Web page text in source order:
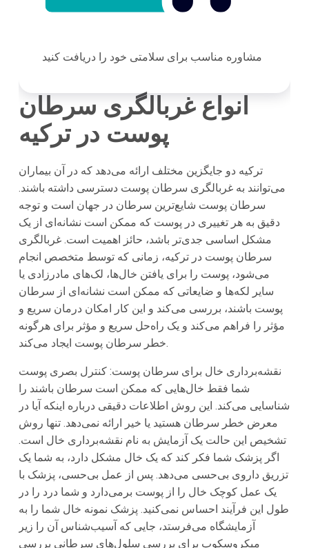
مشاوره مناسب برای سلامتی خود را دریافت کنید
انواع غربالگری سرطان
پوست در ترکیه
ترکیه دو جایگزین مختلف ارائه می‌دهد که در آن بیماران
می‌توانند به غربالگری سرطان پوست دسترسی داشته باشند.
سرطان پوست شایع‌ترین سرطان در جهان است و توجه
دقیق به هر تغییری در پوست که ممکن است نشانه‌ای از یک
مشکل اساسی جدی‌تر باشد، حائز اهمیت است. غربالگری
سرطان پوست در ترکیه، زمانی که توسط متخصص انجام
می‌شود، پوست را برای یافتن خال‌ها، لک‌های مادرزادی یا
سایر لکه‌ها و ضایعاتی که ممکن است نشانه‌ای از سرطان
پوست باشند، بررسی می‌کند و این کار امکان درمان سریع و
مؤثر را فراهم می‌کند و یک راه‌حل سریع و مؤثر برای هرگونه
خطر سرطان پوست ایجاد می‌کند.
نقشه‌برداری خال برای سرطان پوست: کنترل بصری پوست
شما فقط خال‌هایی که ممکن است سرطان باشند را
شناسایی می‌کند. این روش اطلاعات دقیقی درباره اینکه آیا در
معرض خطر سرطان هستید یا خیر ارائه نمی‌دهد. تنها روش
تشخیص این حالت یک آزمایش به نام نقشه‌برداری خال است.
اگر پزشک شما فکر کند که یک خال مشکل دارد، به شما یک
تزریق داروی بی‌حسی می‌دهد. پس از عمل بی‌حسی، پزشک با
یک عمل کوچک خال را از پوست برمی‌دارد و شما درد را در
طول این فرآیند احساس نمی‌کنید. پزشک نمونه خال شما را به
آزمایشگاه می‌فرستد، جایی که آسیب‌شناس آن را زیر
میکروسکوپ برای بررسی سلول‌های سرطانی بررسی